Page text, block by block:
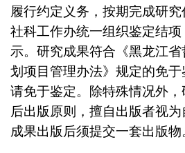
履行约定义务，按期完成研
社科工作办统一组织鉴定结
示。研究成果符合《黑龙江
划项目管理办法》规定的免
请免于鉴定。除特殊情况外
后出版原则，擅自出版者视为
成果出版后须提交一套出版物